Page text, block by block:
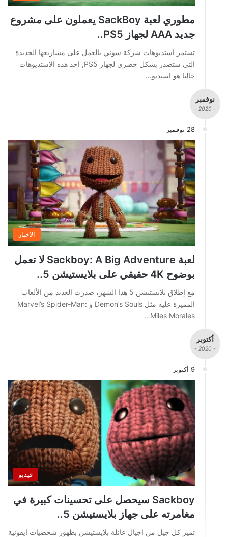
مطوري لعبة SackBoy يعملون على مشروع
جديد AAA لجهاز PS5..
تستمر استديوهات شركة سوني بالعمل على مشاريعها الجديدة
التي ستصدر بشكل حصري لجهاز PS5, احد هذه الاستديوهات
حاليا هو استديو…
نوفمبر
- 2020 -
28 نوفمبر
الاخبار
لعبة Sackboy: A Big Adventure لا تعمل
بوضوح 4K حقيقي على بلايستيشن 5..
مع إطلاق بلايستيشن 5 هذا الشهر، صدرت العديد من الألعاب
المميزة عليه مثل Demon’s Souls و Marvel’s Spider-Man:
Miles Morales…
أكتوبر
- 2020 -
9 أكتوبر
فيديو
Sackboy سيحصل على تحسينات كبيرة في
مغامرته على جهاز بلايستيشن 5..
تميز كل جيل من اجيال عائلة بلايستيشن بظهور شخصيات ايقونية